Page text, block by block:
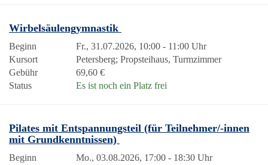
Wirbelsäulengymnastik
Beginn
Fr., 31.07.2026, 10:00 - 11:00 Uhr
Kursort
Petersberg; Propsteihaus, Turmzimmer
Gebühr
69,60 €
Status
Es ist noch ein Platz frei
Pilates mit Entspannungsteil (für Teilnehmer/-innen
mit Grundkenntnissen)
Beginn
Mo., 03.08.2026, 17:00 - 18:30 Uhr